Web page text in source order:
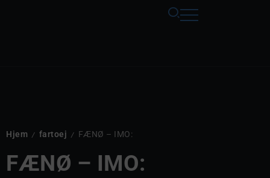
Hjem / fartoej / FÆNØ – IMO:
FÆNØ – IMO: